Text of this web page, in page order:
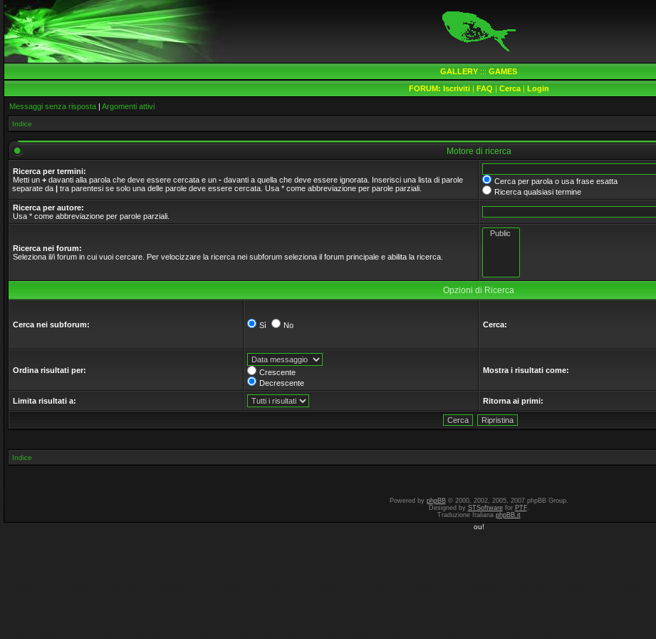
GALLERY ::: GAMES
FORUM: Iscriviti| FAQ | Cerca| Login
Messaggi senza risposta | Argomenti attivi
Indice
Motore di ricerca
Ricerca per termini:
Metti un + davanti alla parola che deve essere cercata e un - davanti a quella che deve essere ignorata. Inserisci una lista di parole
separate da | tra parentesi se solo una delle parole deve essere cercata. Usa * come abbreviazione per parole parziali.
Cerca per parola o usa frase esatta
Ricerca qualsiasi termine
Ricerca per autore:
Usa * come abbreviazione per parole parziali.
Ricerca nei forum:
Seleziona il/i forum in cui vuoi cercare. Per velocizzare la ricerca nei subforum seleziona il forum principale e abilita la ricerca.
Opzioni di Ricerca
Cerca nei subforum: Sì No Cerca:
Ordina risultati per:
Crescente
Decrescente
Mostra i risultati come:
Limita risultati a: Ritorna ai primi:
Indice
Powered by phpBB© 2000, 2002, 2005, 2007 phpBB Group.
Designed by STSoftwarefor PTF.
Traduzione Italiana phpBB.it
ou!